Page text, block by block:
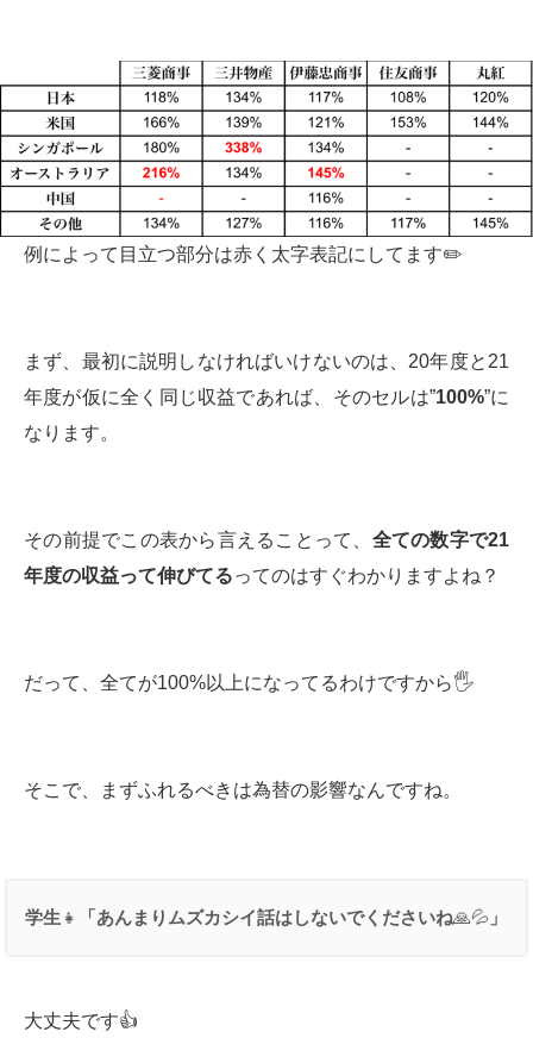
例によって目立つ部分は赤く太字表記にしてます✏️
まず、最初に説明しなければいけないのは、20年度と21
年度が仮に全く同じ収益であれば、そのセルは”100%”に
なります。
その前提でこの表から言えることって、 全ての数字で21
年度の収益って伸びてるってのはすぐわかりますよね？
だって、全てが100%以上になってるわけですから🖐
そこで、まずふれるべきは為替の影響なんですね。
学生👧 「あんまりムズカシイ話はしないでくださいね🙏💦 」
大丈夫です👍